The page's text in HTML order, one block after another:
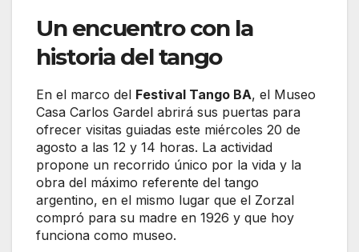
Un encuentro con la
historia del tango
En el marco del Festival Tango BA, el Museo
Casa Carlos Gardel abrirá sus puertas para
ofrecer visitas guiadas este miércoles 20 de
agosto a las 12 y 14 horas. La actividad
propone un recorrido único por la vida y la
obra del máximo referente del tango
argentino, en el mismo lugar que el Zorzal
compró para su madre en 1926 y que hoy
funciona como museo.